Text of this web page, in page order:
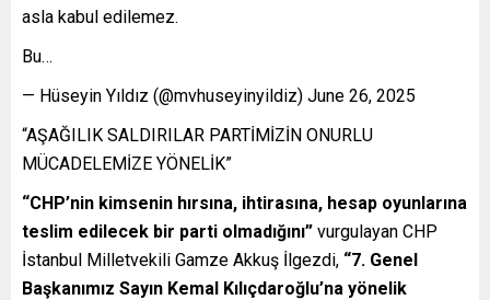
asla kabul edilemez.
Bu…
— Hüseyin Yıldız (@mvhuseyinyildiz) June 26, 2025
“AŞAĞILIK SALDIRILAR PARTİMİZİN ONURLU
MÜCADELEMİZE YÖNELİK”
“CHP’nin kimsenin hırsına, ihtirasına, hesap oyunlarına
teslim edilecek bir parti olmadığını” vurgulayan CHP
İstanbul Milletvekili Gamze Akkuş İlgezdi, “7. Genel
Başkanımız Sayın Kemal Kılıçdaroğlu’na yönelik